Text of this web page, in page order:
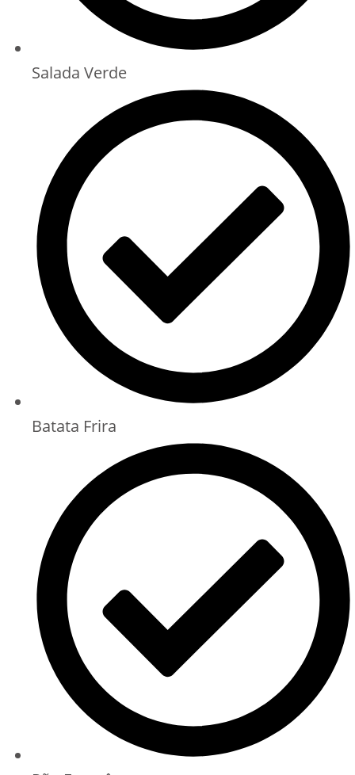
Salada Verde
Batata Frira